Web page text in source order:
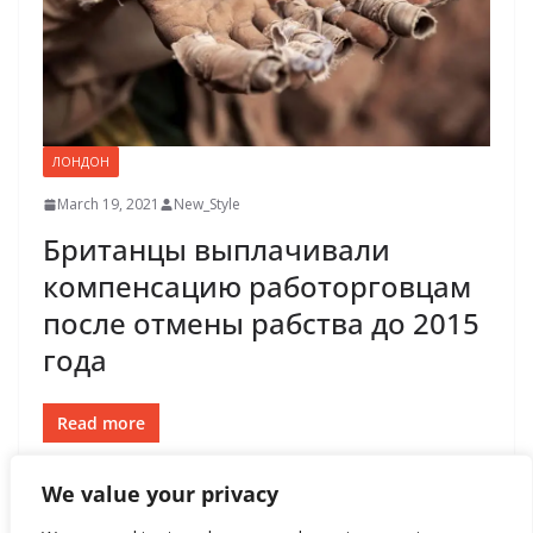
We value your privacy
ЛОНДОН
March 19, 2021 New_Style
Британцы выплачивали
компенсацию работорговцам
после отмены рабства до 2015
года
Read more